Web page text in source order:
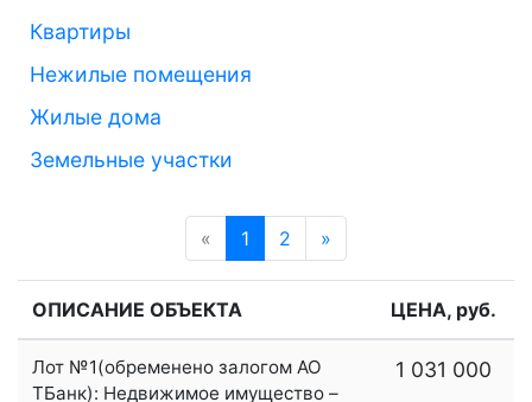
Квартиры
Нежилые помещения
Жилые дома
Земельные участки
« Предыдущая
1 2 »
ОПИСАНИЕ ОБЪЕКТА ЦЕНА, руб.
Лот №1(обременено залогом АО
ТБанк): Недвижимое имущество –
1 031 000